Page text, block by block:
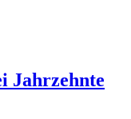
Jahrzehnte